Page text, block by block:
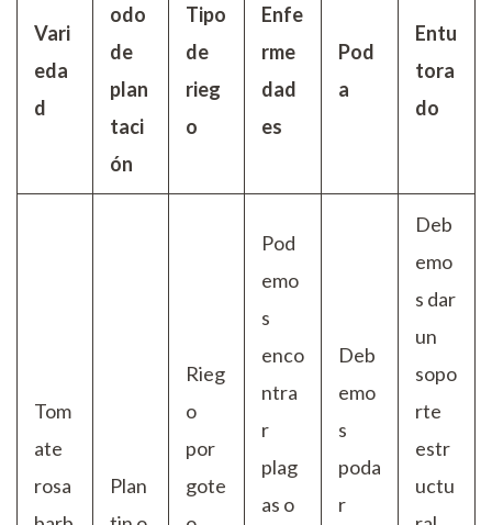
Vari
eda
d
odo
de
plan
taci
ón
Tipo
de
rieg
o
Enfe
rme
dad
es
Pod
a
Entu
tora
do
Tom
ate
rosa
Plan
Rieg
o
por
gote
Pod
emo
s
enco
ntra
r
plag
as o
Deb
emo
s
poda
r
Deb
emo
s dar
un
sopo
rte
estr
uctu